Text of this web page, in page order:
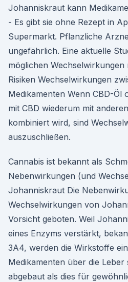
Johanniskraut kann
- Es gibt sie ohne Rezept in
Supermarkt. Pflanzliche
ungefährlich. Eine aktuelle
möglichen Wechselwirkungen
Risiken Wechselwirkungen
Medikamenten Wenn CBD-Öl
mit CBD wiederum mit
kombiniert wird, sind
auszuschließen.
Cannabis ist bekannt als
Nebenwirkungen (und
Johanniskraut Die
Wechselwirkungen von
Vorsicht geboten. Weil
eines Enzyms verstärkt,
3A4, werden die Wirkstoffe
Medikamenten über die
abgebaut als dies für